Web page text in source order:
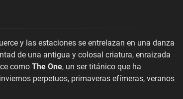
y las estaciones se entrelazan en una danza
de una antigua y colosal criatura, enraizada
como The One, un ser titánico que ha
perpetuos, primaveras efímeras, veranos